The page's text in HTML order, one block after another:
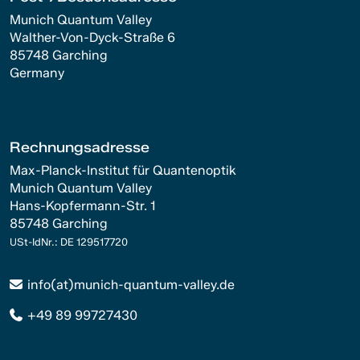
Munich Quantum Valley
Walther-Von-Dyck-Straße 6
85748 Garching
Germany
Rechnungsadresse
Max-Planck-Institut für Quantenoptik
Munich Quantum Valley
Hans-Kopfermann-Str. 1
85748 Garching
USt-IdNr.: DE 129517720
info(at)munich-quantum-valley.de
+49 89 99727430